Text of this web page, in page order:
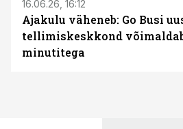
16.06.26, 16:12
Ajakulu väheneb: Go Busi
tellimiskeskkond
minutitega